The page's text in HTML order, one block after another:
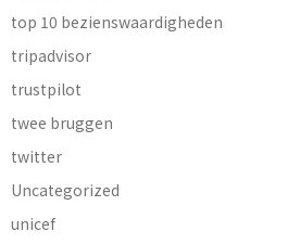
top 10 bezienswaardigheden
tripadvisor
trustpilot
twee bruggen
twitter
Uncategorized
unicef